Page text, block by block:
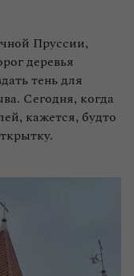
Пруссии,
деревья
тень для
Сегодня, когда
кажется, будто